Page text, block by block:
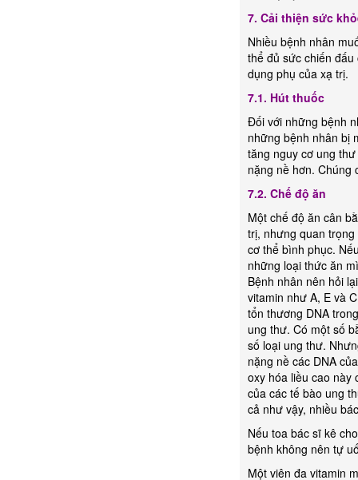
7. Cải thiện sức
Nhiều bệnh nhân
thể đủ sức chiến
dụng phụ của xạ trị.
7.1. Hút thuốc
Đối với những bệnh
những bệnh nhân bị
tăng nguy cơ ung
nặng nề hơn. Chúng
7.2. Chế độ ăn
Một chế độ ăn cân
trị, nhưng quan
cơ thể bình phục.
những loại thức ăn
Bệnh nhân nên hỏi
vitamin như A, E và
tổn thương DNA
ung thư. Có một số
số loại ung thư.
nặng nề các DNA
oxy hóa liều cao này
của các tế bào ung
cả như vậy, nhiều
Nếu toa bác sĩ kê
bệnh không nên tự
Một viên đa vitamin